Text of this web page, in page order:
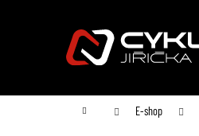
Domů E-shop
Zpět
Zpět